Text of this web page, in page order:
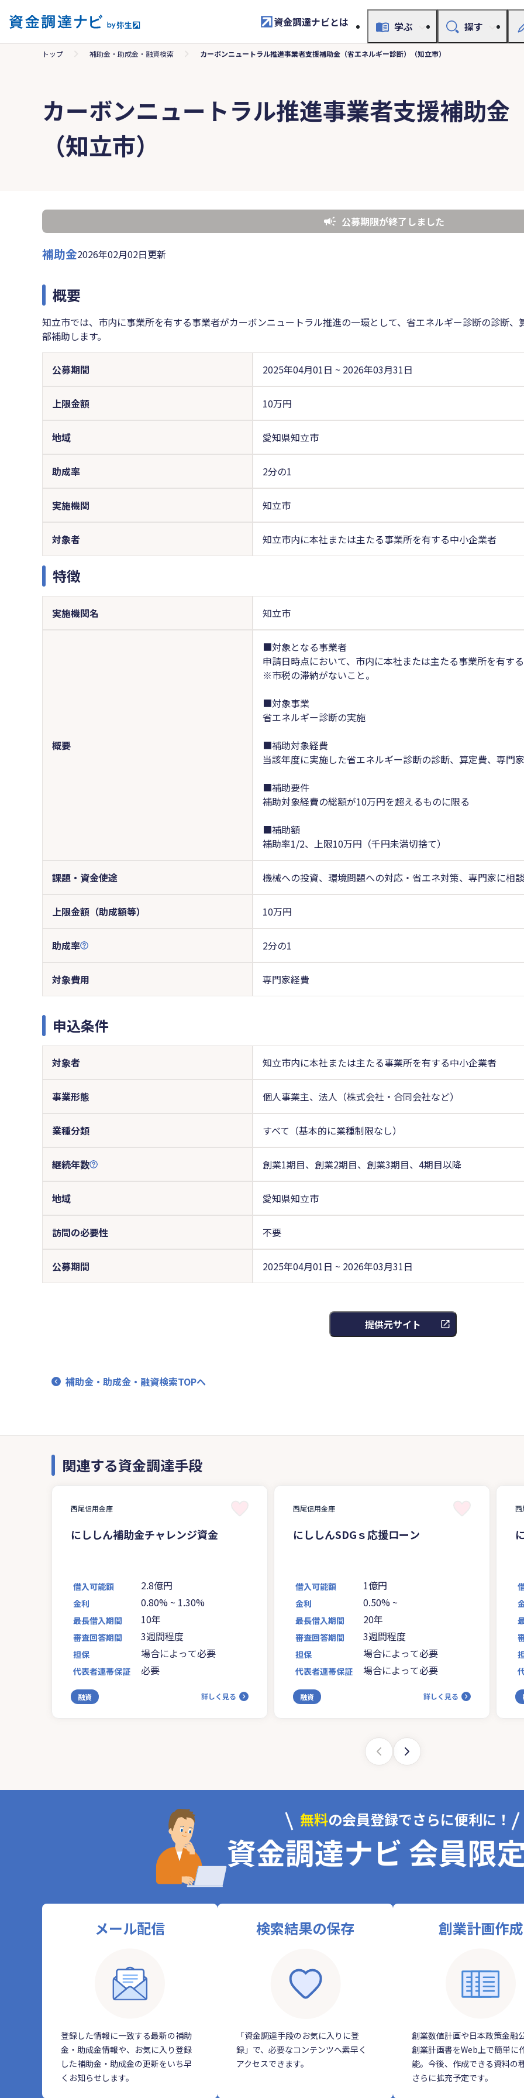
資金調達ナビとは 学ぶ 探す
トップ 補助金・助成金・融資検索 カーボンニュートラル推進事業者支援補助金（省エネルギー診断）（知立市）
カーボンニュートラル推進事業者支援補助金
（知立市）
公募期限が終了しました
補助金2026年02月02日更新
概要
知立市では、市内に事業所を有する事業者がカーボンニュートラル推進の一環として、省エネルギー診断の診断
部補助します。
公募期間 2025年04月01日 ~ 2026年03月31日
上限金額 10万円
地域 愛知県知立市
助成率 2分の1
実施機関 知立市
対象者 知立市内に本社または主たる事業所を有する中小企業者
特徴
実施機関名 知立市
概要
■対象となる事業者
申請日時点において、市内に本社または主たる事業所を有す
※市税の滞納がないこと。
■対象事業
省エネルギー診断の実施
■補助対象経費
当該年度に実施した省エネルギー診断の診断、算定費、専門
■補助要件
補助対象経費の総額が10万円を超えるものに限る
■補助額
補助率1/2、上限10万円（千円未満切捨て）
課題・資金使途 機械への投資、環境問題への対応・省エネ対策、専門家に相談
上限金額（助成額等） 10万円
助成率 2分の1
対象費用 専門家経費
申込条件
対象者 知立市内に本社または主たる事業所を有する中小企業者
事業形態 個人事業主、法人（株式会社・合同会社など）
業種分類 すべて（基本的に業種制限なし）
継続年数 創業1期目、創業2期目、創業3期目、4期目以降
地域 愛知県知立市
訪問の必要性 不要
公募期間 2025年04月01日 ~ 2026年03月31日
提供元サイト
補助金・助成金・融資検索TOPへ
関連する資金調達手段
西尾信用金庫
にししん補助金チャレンジ資金
借入可能額 2.8億円
金利 0.80% ~ 1.30%
最長借入期間 10年
審査回答期間 3週間程度
担保 場合によって必要
代表者連帯保証 必要
融資 詳しく見る
西尾信用金庫
にししんSDGｓ応援ローン
借入可能額 1億円
金利 0.50% ~
最長借入期間 20年
審査回答期間 3週間程度
担保 場合によって必要
代表者連帯保証 場合によって必要
融資 詳しく見る
西
無料の会員登録でさらに便利に！
資金調達ナビ 会員限
メール配信
登録した情報に一致する最新の補助
金・助成金情報や、お気に入り登録
した補助金・助成金の更新をいち早
くお知らせします。
検索結果の保存
「資金調達手段のお気に入りに登
録」で、必要なコンテンツへ素早く
アクセスできます。
創業計画作成
創業数値計画や日本政策金融
創業計画書をWeb上で簡単に
能。今後、作成できる資料の
さらに拡充予定です。